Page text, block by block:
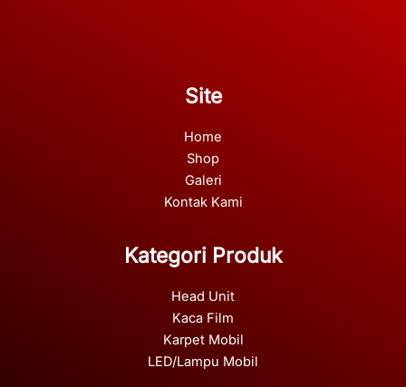
Site
Home
Shop
Galeri
Kontak Kami
Kategori Produk
Head Unit
Kaca Film
Karpet Mobil
LED/Lampu Mobil